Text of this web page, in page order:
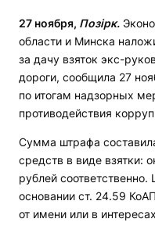
27 ноября, Позірк.
области и Минска
за дачу взяток экс-
дороги, сообщила 27
по итогам надзорных
противодействия
Сумма штрафа
средств в виде взятки:
рублей
основании ст. 24.59
от имени или в